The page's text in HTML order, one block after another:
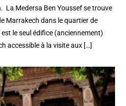
La Medersa Ben Youssef se trouve
Marrakech dans le quartier de
le seul édifice (anciennement)
accessible à la visite aux […]